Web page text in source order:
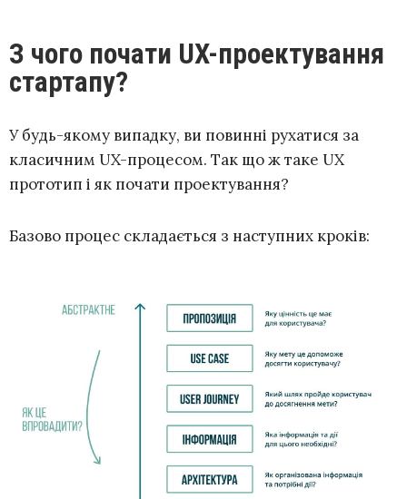
З чого почати UX-проектування
стартапу?
У будь-якому випадку, ви повинні рухатися за
класичним UX-процесом. Так що ж таке UX
прототип і як почати проектування?
Базово процес складається з наступних кроків: